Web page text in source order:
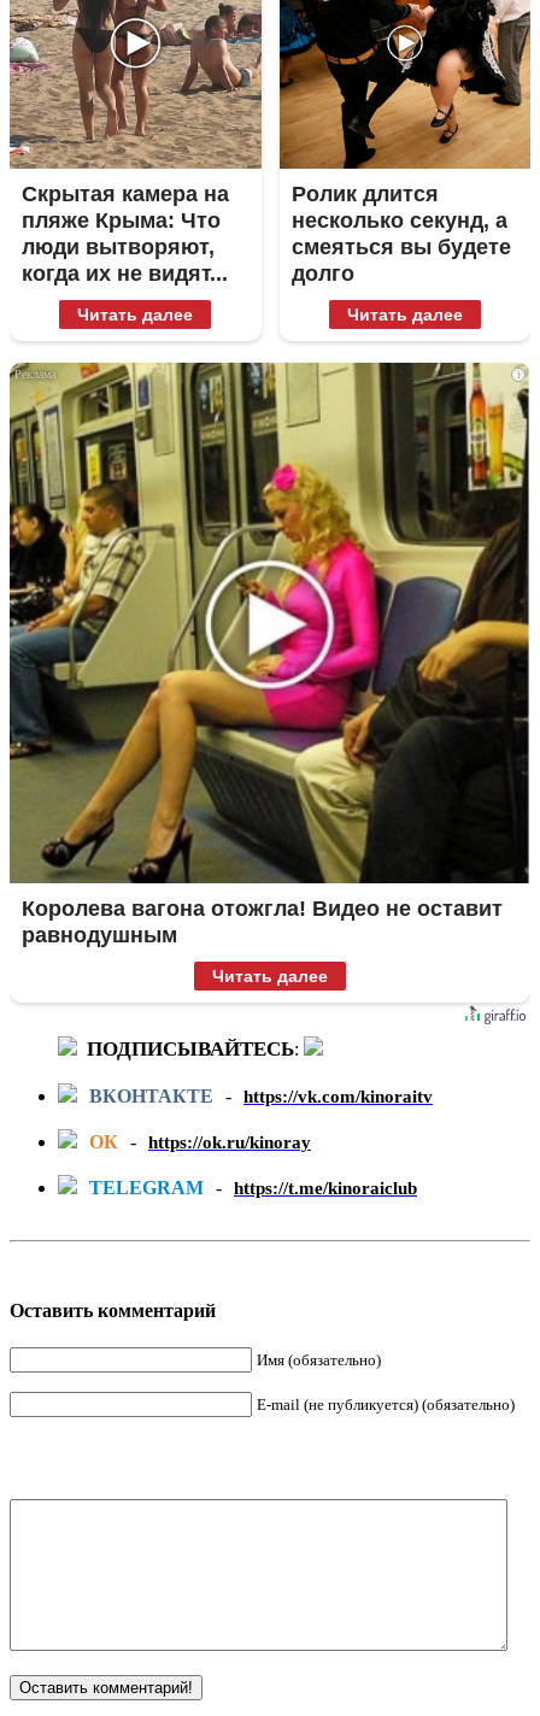
Скрытая камера на
пляже Крыма: Что
люди вытворяют,
когда их не видят...
Читать далее
Ролик длится
несколько секунд, а
смеяться вы будете
долго
Читать далее
i
Королева вагона отожгла! Видео не оставит
равнодушным
Читать далее
ПОДПИСЫВАЙТЕСЬ:
ВКОНТАКТЕ - https://vk.com/kinoraitv
ОК - https://ok.ru/kinoray
TELEGRAM - https://t.me/kinoraiclub
Оставить комментарий
Имя (обязательно)
E-mail (не публикуется) (обязательно)